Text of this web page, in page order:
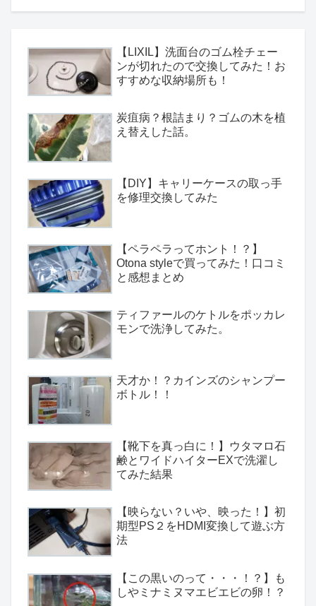
【LIXIL】洗面台のゴム栓チェー
ンが切れたので交換してみた！お
すすめな収納場所も！
炭疽病？根詰まり？ゴムの木を植
え替えした話。
【DIY】キャリーケースの取っ手
を修理交換してみた
【ペラペラってホント！？】
Otona styleで買ってみた！口コミ
と感想まとめ
ティファールのケトルをポッカレ
モンで洗浄してみた。
天才か！？カインズのシャンプー
ボトル！！
【靴下を真っ白に！】ウタマロ石
鹸とワイドハイターEXで洗濯し
てみた結果
【映らない？いや、映った！】初
期型PS２をHDMI変換して遊ぶ方
法
【この黒いのって・・・！？】も
しやミナミヌマエビエビの卵！？